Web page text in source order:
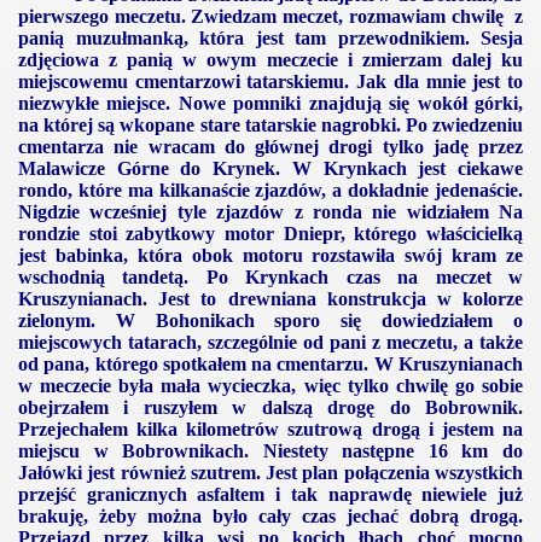
pierwszego meczetu. Zwiedzam meczet, rozmawiam chwilę z
panią muzułmanką, która jest tam przewodnikiem. Sesja
zdjęciowa z panią w owym meczecie i zmierzam dalej ku
miejscowemu cmentarzowi tatarskiemu. Jak dla mnie jest to
niezwykłe miejsce. Nowe pomniki znajdują się wokół górki,
na której są wkopane stare tatarskie nagrobki. Po zwiedzeniu
cmentarza nie wracam do głównej drogi tylko jadę przez
Malawicze Górne do Krynek. W Krynkach jest ciekawe
rondo, które ma kilkanaście zjazdów, a dokładnie jedenaście.
Nigdzie wcześniej tyle zjazdów z ronda nie widziałem Na
rondzie stoi zabytkowy motor Dniepr, którego właścicielką
jest babinka, która obok motoru rozstawiła swój kram ze
wschodnią tandetą. Po Krynkach czas na meczet w
Kruszynianach. Jest to drewniana konstrukcja w kolorze
zielonym. W Bohonikach sporo się dowiedziałem o
miejscowych tatarach, szczególnie od pani z meczetu, a także
od pana, którego spotkałem na cmentarzu. W Kruszynianach
w meczecie była mała wycieczka, więc tylko chwilę go sobie
obejrzałem i ruszyłem w dalszą drogę do Bobrownik.
Przejechałem kilka kilometrów szutrową drogą i jestem na
miejscu w Bobrownikach. Niestety następne 16 km do
Jałówki jest również szutrem. Jest plan połączenia wszystkich
przejść granicznych asfaltem i tak naprawdę niewiele już
brakuję, żeby można było cały czas jechać dobrą drogą.
Przejazd przez kilka wsi po kocich łbach choć mocno